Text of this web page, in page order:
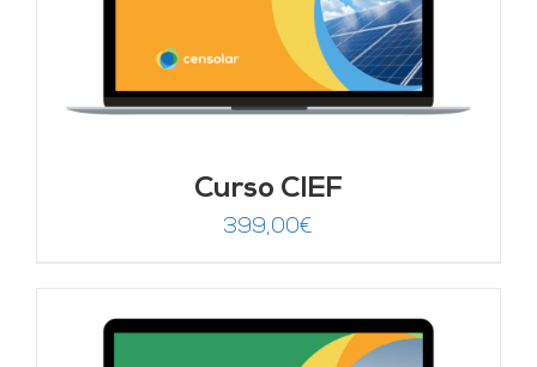
Curso CIEF
399,00€